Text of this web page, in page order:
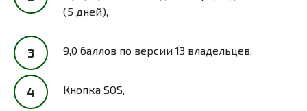
(5 дней),
9,0 баллов по версии 13 владельцев,
Кнопка SOS,